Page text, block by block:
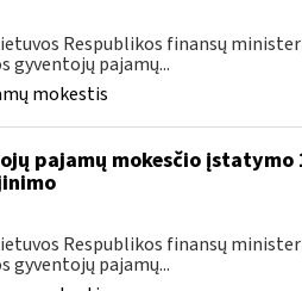
Respublikos finansų
gyventojų pajamų...
mokestis
pajamų mokesčio
Respublikos finansų
gyventojų pajamų...